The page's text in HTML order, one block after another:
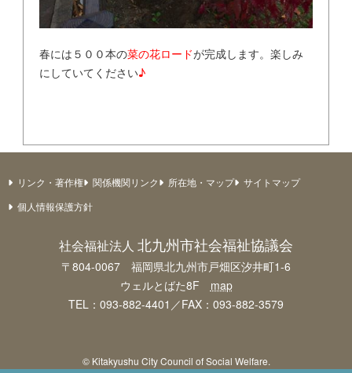
春には５００本の菜の花ロードが完成します。楽しみ
にしていてください♪
リンク・著作権 関係機関リンク 所在地・マップ
サイトマップ
個人情報保護方針
社会福祉法人 北九州市社会福祉協議会
〒804-0067 福岡県北九州市戸畑区汐井町1-6
ウェルとばた8F map
TEL：093-882-4401／FAX：093-882-3579
© Kitakyushu City Council of Social Welfare.